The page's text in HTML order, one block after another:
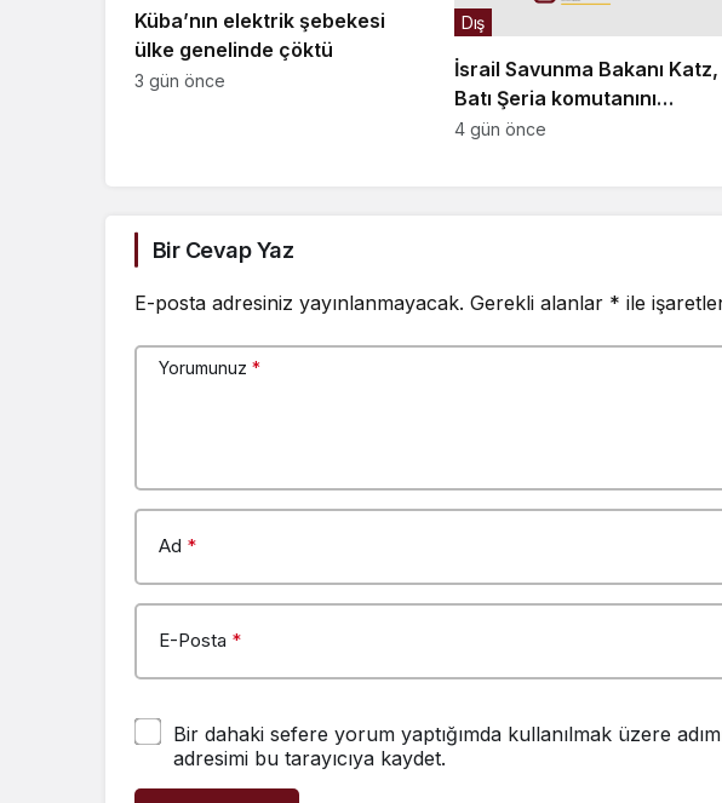
Küba’nın elektrik şebekesi
ülke genelinde çöktü
3 gün önce
İsrail Savunma Bakanı Katz,
Batı Şeria komutanını
değiştireceğini açıkladı, İsrail
Dış
4 gün önce
Bir Cevap Yaz
E-posta adresiniz yayınlanmayacak. Gerekli alanlar * ile
Yorumunuz *
Ad *
E-Posta *
Bir dahaki sefere yorum yaptığımda kullanılmak üzere
adresimi bu tarayıcıya kaydet.